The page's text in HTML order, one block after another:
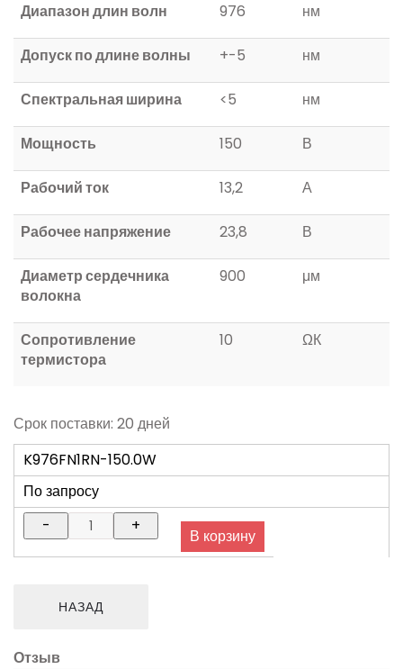
Диапазон длин волн 976 нм
Допуск по длине волны +-5 нм
Спектральная ширина <5 нм
Мощность 150 В
Рабочий ток 13,2 А
Рабочее напряжение 23,8 В
Диаметр сердечника
волокна
900 μм
Сопротивление
термистора
10 ΩК
Срок поставки: 20 дней
K976FN1RN-150.0W
По запросу
Отзыв